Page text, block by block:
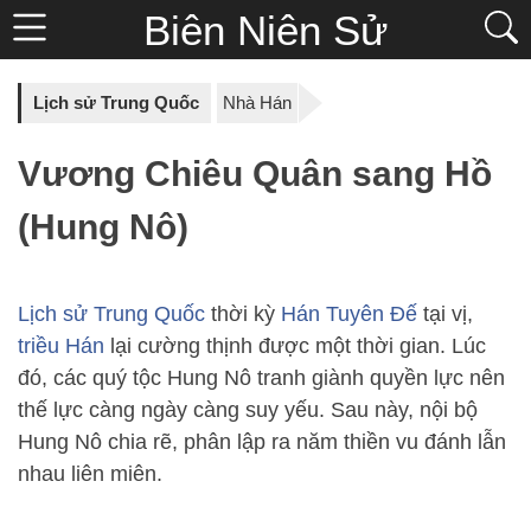
Biên Niên Sử
Lịch sử Trung Quốc Nhà Hán
Vương Chiêu Quân sang Hồ
(Hung Nô)
Lịch sử Trung Quốc thời kỳ Hán Tuyên Đế tại vị,
triều Hán lại cường thịnh được một thời gian. Lúc
đó, các quý tộc Hung Nô tranh giành quyền lực nên
thế lực càng ngày càng suy yếu. Sau này, nội bộ
Hung Nô chia rẽ, phân lập ra năm thiền vu đánh lẫn
nhau liên miên.